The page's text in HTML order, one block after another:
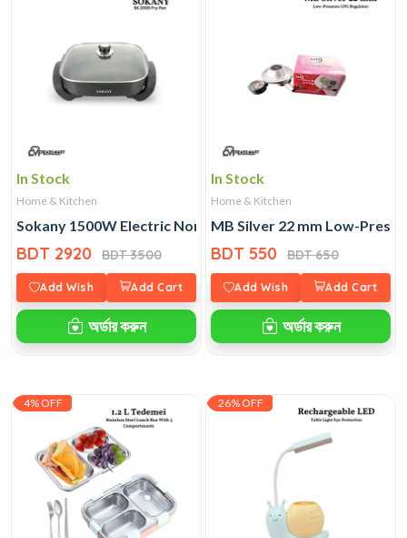
In Stock
Home & Kitchen
Sokany 1500W Electric Non-Stick Frying Pan
BDT 2920 BDT 3500
Add Wish Add Cart
অর্ডার করুন
In Stock
Home & Kitchen
MB Silver 22 mm Low-
BDT 550 BDT 650
Add Wish Add Cart
অর্ডার করুন
4% OFF 26% OFF